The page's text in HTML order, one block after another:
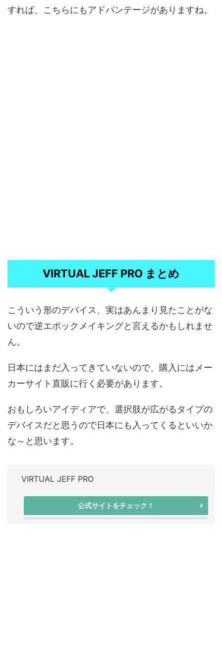
すれば、こちらにもアドバンテージがありますね。
VIRTUAL JEFF PRO まとめ
こういう形のデバイス、実はあんまり見たことがな
いので逆エポックメイキングと言えるかもしれませ
ん。
日本にはまだ入ってきていないので、購入にはメー
カーサイト直販に行く必要があります。
おもしろいアイディアで、選択肢が広がるタイプの
デバイスだと思うので日本にも入ってくるといいか
な～と思います。
VIRTUAL JEFF PRO
公式サイトをチェック！